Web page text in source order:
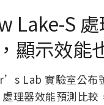
Lake-S
顯示效能
Lab 實驗室公布
理器效能預測比較